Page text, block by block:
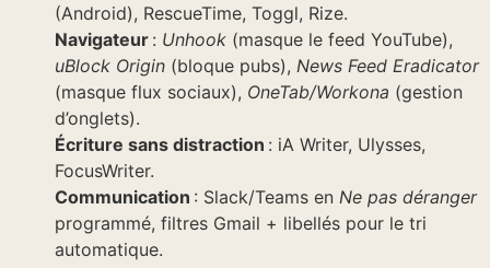
(Android), RescueTime, Toggl, Rize.
Navigateur : Unhook (masque le feed YouTube),
uBlock Origin (bloque pubs), News Feed Eradicator
(masque flux sociaux), OneTab/Workona (gestion
d’onglets).
Écriture sans distraction : iA Writer, Ulysses,
FocusWriter.
Communication : Slack/Teams en Ne pas déranger
programmé, filtres Gmail + libellés pour le tri
automatique.